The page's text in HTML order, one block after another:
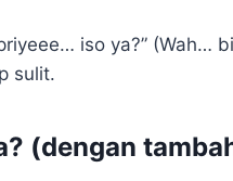
iso ya?” (Wah…
sulit.
(dengan